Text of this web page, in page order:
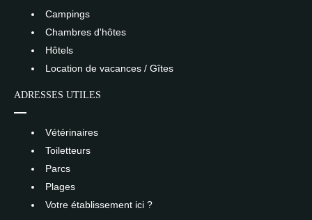
Campings
Chambres d'hôtes
Hôtels
Location de vacances / Gîtes
ADRESSES UTILES
Vétérinaires
Toiletteurs
Parcs
Plages
Votre établissement ici ?